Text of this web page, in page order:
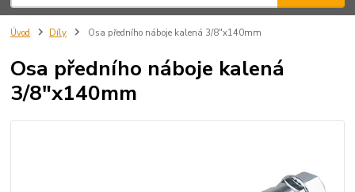
Úvod Díly Osa předního náboje kalená 3/8"x140mm
Osa předního náboje kalená
3/8"x140mm